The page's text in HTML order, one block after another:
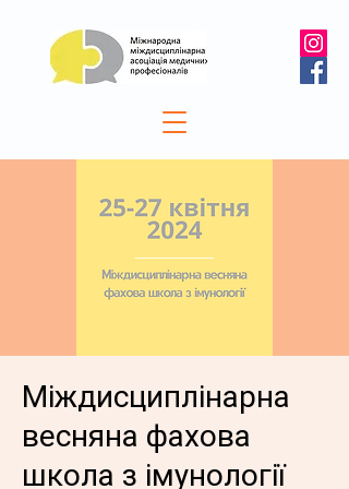
Міждисциплінарна
весняна фахова
школа з імунології